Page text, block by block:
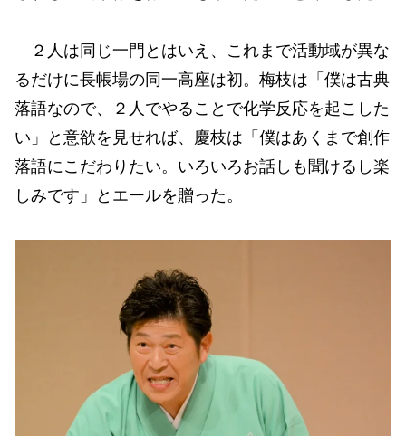
２人は同じ一門とはいえ、これまで活動域が異な
るだけに長帳場の同一高座は初。梅枝は「僕は古典
落語なので、２人でやることで化学反応を起こした
い」と意欲を見せれば、慶枝は「僕はあくまで創作
落語にこだわりたい。いろいろお話しも聞けるし楽
しみです」とエールを贈った。